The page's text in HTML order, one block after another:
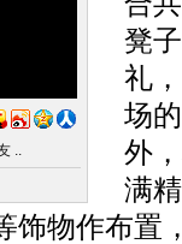
..
凳
礼
场
外
满
饰物作布置